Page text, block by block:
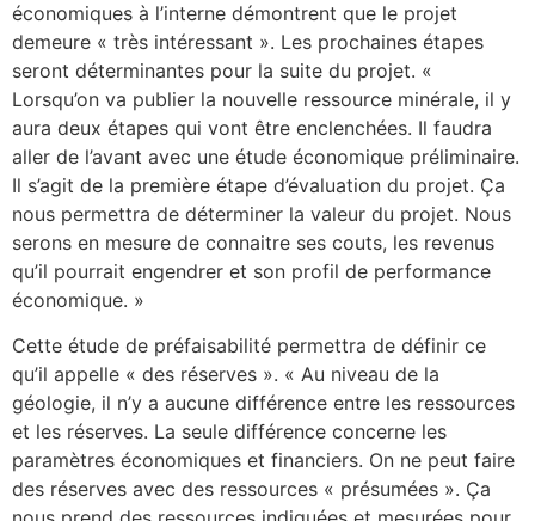
économiques à l’interne démontrent que le projet
demeure « très intéressant ». Les prochaines étapes
seront déterminantes pour la suite du projet. «
Lorsqu’on va publier la nouvelle ressource minérale, il y
aura deux étapes qui vont être enclenchées. Il faudra
aller de l’avant avec une étude économique préliminaire.
Il s’agit de la première étape d’évaluation du projet. Ça
nous permettra de déterminer la valeur du projet. Nous
serons en mesure de connaitre ses couts, les revenus
qu’il pourrait engendrer et son profil de performance
économique. »
Cette étude de préfaisabilité permettra de définir ce
qu’il appelle « des réserves ». « Au niveau de la
géologie, il n’y a aucune différence entre les ressources
et les réserves. La seule différence concerne les
paramètres économiques et financiers. On ne peut faire
des réserves avec des ressources « présumées ». Ça